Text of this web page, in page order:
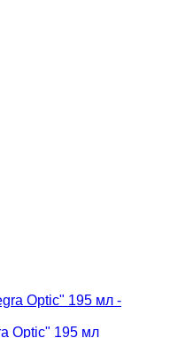
Optic" 195 мл